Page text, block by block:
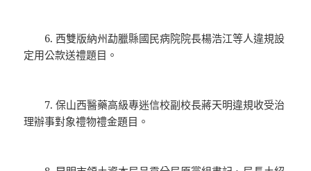
6. 西雙版納州勐臘縣國民病院院長楊浩江等人違規設
定用公款送禮題目。
7. 保山西醫藥高級專迷信校副校長蔣天明違規收受治
理辦事對象禮物禮金題目。